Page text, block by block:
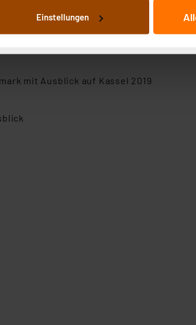
bzw. die von Ihnen ausgewählten
der einzelnen Cookies nach Zweck und
können Sie jederzeit unter dem
der Speicherung, Abrufung und
Daten in den USA. Ihre Einwilligung zur
Einstellungen
in der Atemluft
mit Ausblick auf Kassel 2019